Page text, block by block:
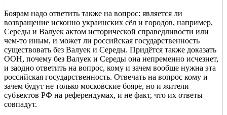
Боярам надо ответить также на вопрос: является ли
возвращение исконно украинских сёл и городов, например,
Середы и Валуек актом исторической справедливости или
чем-то иным, и может ли российская государственность
существовать без Валуек и Середы. Придётся также доказать
ООН, почему без Валуек и Середы она непременно исчезнет,
и заодно ответить на вопрос, кому и зачем вообще нужна эта
российская государственность. Отвечать на вопрос кому и
зачем будут не только московские бояре, но и жители
субъектов РФ на референдумах, и не факт, что их ответы
совпадут.